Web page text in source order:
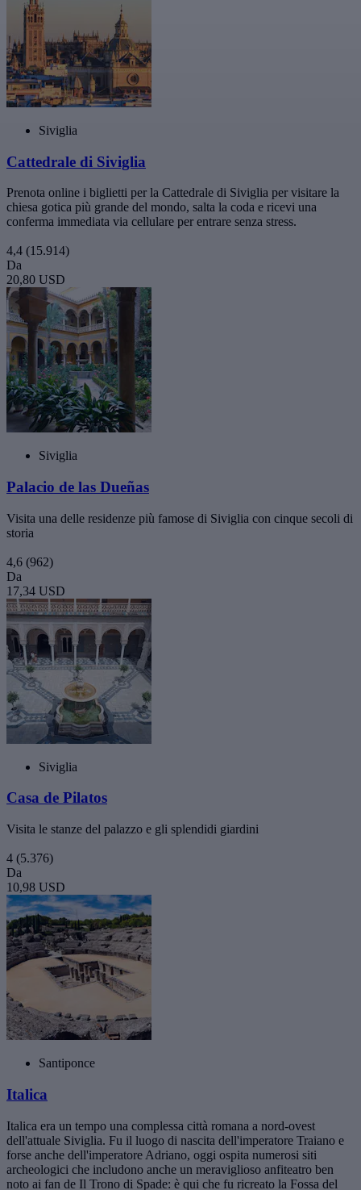
Siviglia
Cattedrale di Siviglia
Prenota online i biglietti per la Cattedrale di Siviglia per visitare la
chiesa gotica più grande del mondo, salta la coda e ricevi una
conferma immediata via cellulare per entrare senza stress.
4,4 (15.914)
Da
20,80 USD
Siviglia
Palacio de las Dueñas
Visita una delle residenze più famose di Siviglia con cinque secoli di
storia
4,6 (962)
Da
17,34 USD
Siviglia
Casa de Pilatos
Visita le stanze del palazzo e gli splendidi giardini
4 (5.376)
Da
10,98 USD
Santiponce
Italica
Italica era un tempo una complessa città romana a nord-ovest
dell'attuale Siviglia. Fu il luogo di nascita dell'imperatore Traiano e
forse anche dell'imperatore Adriano, oggi ospita numerosi siti
archeologici che includono anche un meraviglioso anfiteatro ben
noto ai fan de Il Trono di Spade: è qui che fu ricreato la Fossa del